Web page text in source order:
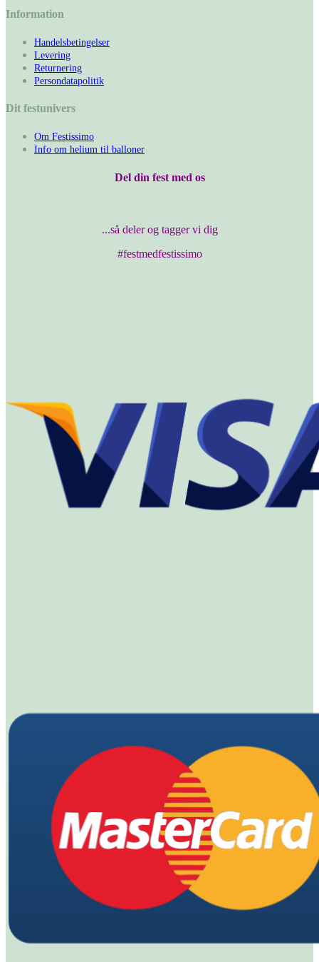
Information
Handelsbetingelser
Levering
Returnering
Persondatapolitik
Dit festunivers
Om Festissimo
Info om helium til balloner
Del din fest med os
...så deler og tagger vi dig
#festmedfestissimo